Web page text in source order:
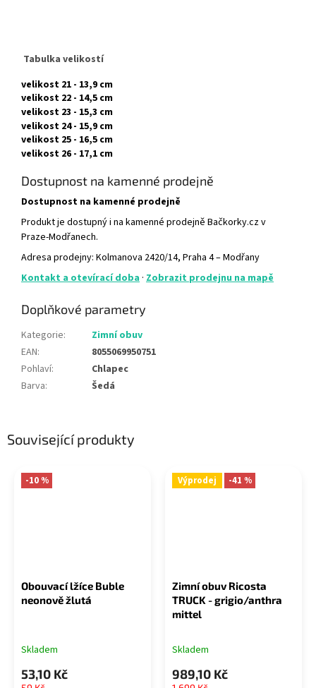
Související produkty
-10 %
Obouvací lžíce Buble
neonově žlutá
Skladem
53,10 Kč
Výprodej -41 %
Zimní obuv Ricosta
TRUCK - grigio/anthra
mittel
Skladem
989,10 Kč
Tabulka velikostí
velikost 21 - 13,9 cm
velikost 22 - 14,5 cm
velikost 23 - 15,3 cm
velikost 24 - 15,9 cm
velikost 25 - 16,5 cm
velikost 26 - 17,1 cm
Dostupnost na kamenné prodejně
Dostupnost na kamenné prodejně
Produkt je dostupný i na kamenné prodejně Bačkorky.cz v
Praze-Modřanech.
Adresa prodejny: Kolmanova 2420/14, Praha 4 – Modřany
Kontakt a otevírací doba · Zobrazit prodejnu na mapě
Doplňkové parametry
Kategorie:
Zimní obuv
EAN:
8055069950751
Pohlaví:
Chlapec
Barva: Šedá